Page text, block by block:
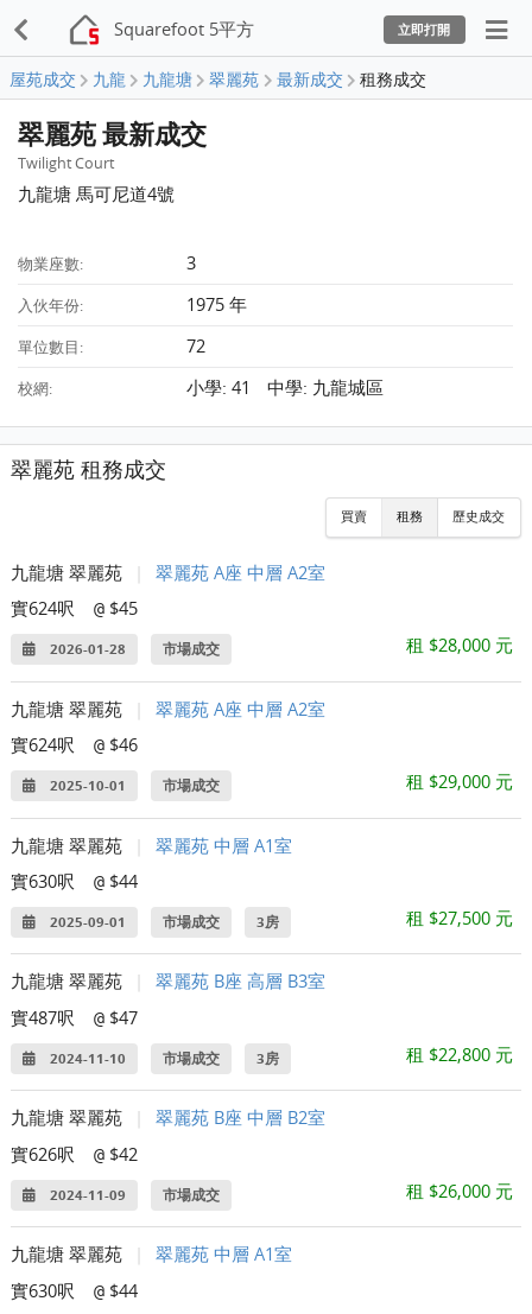
Squarefoot 5平方 立即打開
屋苑成交 九龍 九龍塘 翠麗苑 最新成交 租務成交
翠麗苑 最新成交
Twilight Court
九龍塘 馬可尼道4號
物業座數: 3
入伙年份: 1975 年
單位數目: 72
校網: 小學: 41 中學: 九龍城區
翠麗苑 租務成交
買賣 租務 歷史成交
九龍塘 翠麗苑
翠麗苑 A座 中層 A2室
實624呎
@ $45
2026-01-28 市場成交 租 $28,000 元
九龍塘 翠麗苑
翠麗苑 A座 中層 A2室
實624呎
@ $46
2025-10-01 市場成交 租 $29,000 元
九龍塘 翠麗苑
翠麗苑 中層 A1室
實630呎
@ $44
2025-09-01 市場成交 3房 租 $27,500 元
九龍塘 翠麗苑
翠麗苑 B座 高層 B3室
實487呎
@ $47
2024-11-10 市場成交 3房 租 $22,800 元
九龍塘 翠麗苑
翠麗苑 B座 中層 B2室
實626呎
@ $42
2024-11-09 市場成交 租 $26,000 元
九龍塘 翠麗苑
翠麗苑 中層 A1室
實630呎
@ $44